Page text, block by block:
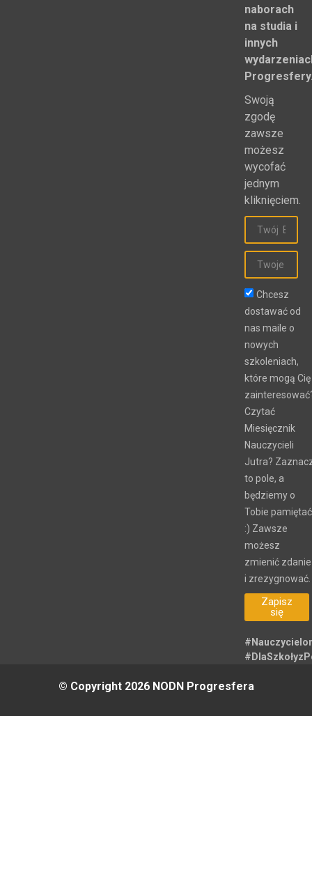
naborach
na studia i
innych
Swoją
zgodę
zawsze
możesz
wycofać
jednym
kliknięciem.
Chcesz
dostawać od
nas maile o
nowych
szkoleniach,
które mogą Cię
Czytać
Miesięcznik
Nauczycieli
Jutra?
to pole, a
będziemy o
Tobie pamiętać
:) Zawsze
możesz
zmienić zdanie
i zrezygnować.
Zapisz
się
© Copyright 2026 NODN Progresfera